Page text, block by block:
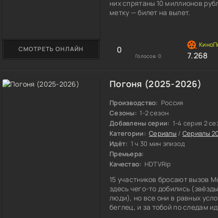
них спрятаны 10 миллионов
метку — билет на вылет.
СМОТРЕТЬ ОНЛАЙН 0
Голосов: 0 7.268
Погоня (2025-2026)
Производство: Россия
Сезоны: 1-2 сезон
Добавлены серии: 1-4 серия 2
Категории: Сериалы / Сериалы
Идёт: 1 ч 30 мин эпизод
Премьера:
Качество: HDTVRip
15 участников бросают вызов
здесь чего-то добились
люди), но все они в равных
беглец, и за тобой по следам